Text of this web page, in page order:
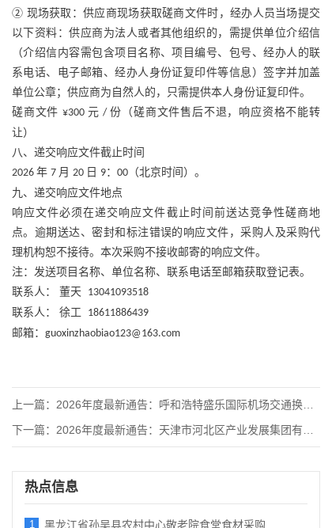
② 现场获取：供应商现场获取磋商文件时，经办人员当场提交
以下资料：供应商为法人或者其他组织的，需提供单位介绍信
（介绍信内容需包含项目名称、项目编号、包号、经办人的联
系电话、电子邮箱、经办人身份证复印件等信息）签字并加盖
单位公章；供应商为自然人的，只需提供本人身份证复印件。
磋商文件 ¥300 元/份（磋商文件售后不退，响应资格不能转
让）
八、递交响应文件截止时间
2026 年 7 月 20 日 9： 00 （北京时间）。
九、递交响应文件地点
响应文件必须在递交响应文件截止时间前送达竞争性磋商地
点。逾期送达、密封和标注错误的响应文件，采购人及采购代
理机构恕不接待。本次采购不接收邮寄的响应文件。
注：发送项目名称、单位名称、联系电话至邮箱获取登记表。
联系人：
董天 13041093518
联系人：
徐工
18611886439
邮箱： guoxinzhaobiao123@163.com
上一篇： 2026年度最新通告：呼和浩特盛乐国际机场交通换乘中心（GT
下一篇： 2026年度最新通告：天津市河北区产业发展集团有限公司律师事
热点信息
1 黑龙江省孙吴县农村中心敬老院食堂食材采购